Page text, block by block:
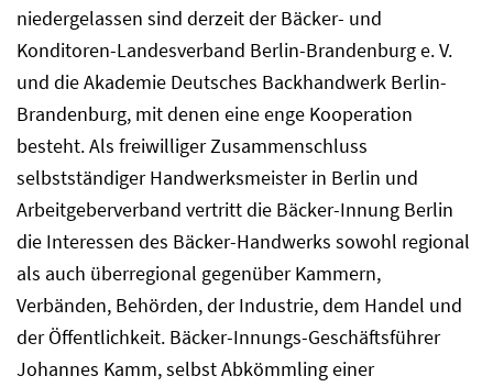
niedergelassen sind derzeit der Bäcker- und
Konditoren-Landesverband Berlin-Brandenburg e. V.
und die Akademie Deutsches Backhandwerk Berlin-
Brandenburg, mit denen eine enge Kooperation
besteht. Als freiwilliger Zusammenschluss
selbstständiger Handwerksmeister in Berlin und
Arbeitgeberverband vertritt die Bäcker-Innung Berlin
die Interessen des Bäcker-Handwerks sowohl regional
als auch überregional gegenüber Kammern,
Verbänden, Behörden, der Industrie, dem Handel und
der Öffentlichkeit. Bäcker-Innungs-Geschäftsführer
Johannes Kamm, selbst Abkömmling einer